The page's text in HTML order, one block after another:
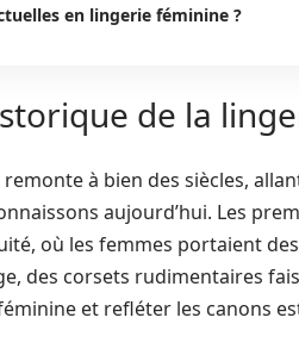
en lingerie féminine ?
de la
remonte à bien des siècles,
aujourd’hui. Les
où les femmes portaient
des corsets rudimentaires
et refléter les canons